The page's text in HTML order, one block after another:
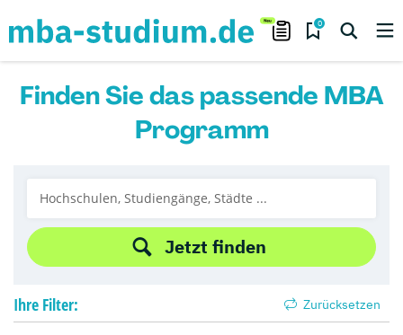
0
Finden Sie das passende MBA
Programm
Jetzt finden
Ihre Filter: Zurücksetzen